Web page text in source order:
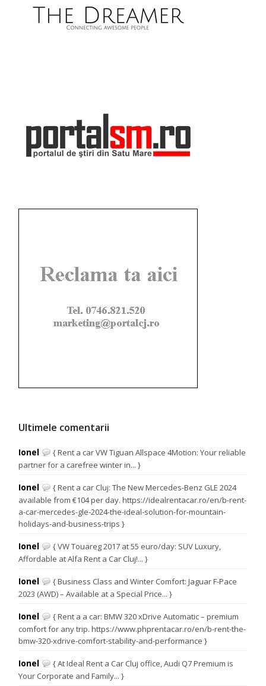
Ultimele comentarii
Ionel
{ Rent a car VW Tiguan Allspace 4Motion: Your reliable
partner for a carefree winter in... }
Ionel
{ Rent a car Cluj: The New Mercedes-Benz GLE 2024
available from €104 per day. https://idealrentacar.ro/en/b-rent-
a-car-mercedes-gle-2024-the-ideal-solution-for-mountain-
holidays-and-business-trips }
Ionel
{ VW Touareg 2017 at 55 euro/day: SUV Luxury,
Affordable at Alfa Rent a Car Cluj!... }
Ionel
{ Business Class and Winter Comfort: Jaguar F-Pace
2023 (AWD) – Available at a Special Price... }
Ionel
{ Rent a a car: BMW 320 xDrive Automatic – premium
comfort for any trip. https://www.phprentacar.ro/en/b-rent-the-
bmw-320-xdrive-comfort-stability-and-performance }
Ionel
{ At Ideal Rent a Car Cluj office, Audi Q7 Premium is
Your Corporate and Family... }